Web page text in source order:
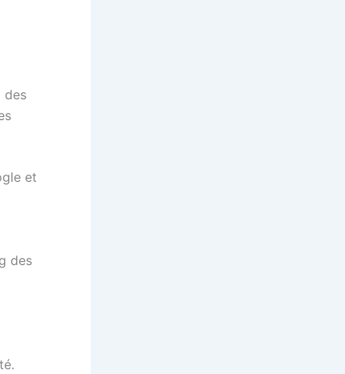
des
et
des